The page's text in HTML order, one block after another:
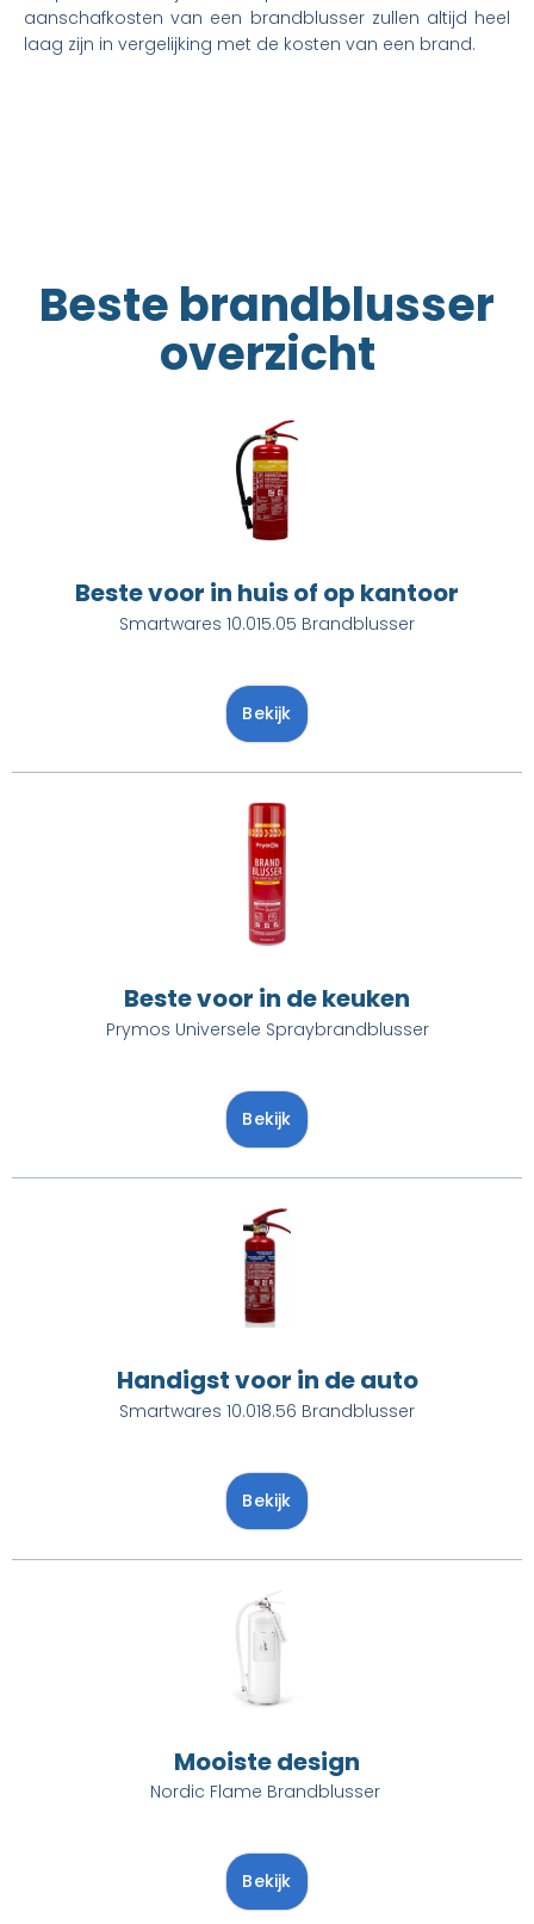
aanschafkosten van een brandblusser zullen altijd heel
laag zijn in vergelijking met de kosten van een brand.
Beste brandblusser
overzicht
Beste voor in huis of op kantoor
Smartwares 10.015.05 Brandblusser
Bekijk
Beste voor in de keuken
Prymos Universele Spraybrandblusser
Bekijk
Handigst voor in de auto
Smartwares 10.018.56 Brandblusser
Bekijk
Mooiste design
Nordic Flame Brandblusser ​
Bekijk